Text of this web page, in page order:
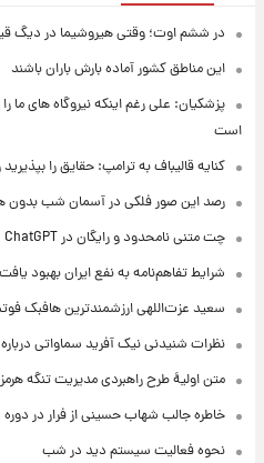
در ششم اوت؛ وقتی هیروشیما در دیگ
این مناطق کشور آماده بارش باران باشند
پزشکیان: علی رغم اینکه نیروگاه های ما
است
کنایه قالیباف به ترامپ: حقایق را
رصد این صور فلکی در آسمان شب بدون
چت متنی نامحدود و رایگان در ChatGPT
شرایط تفاهم‌نامه به نفع ایران بهبود یافت
سعید عزت‌اللهی ارزشمندترین هافبک
نظرات شنیدنی نیک آفرید سماواتی
متن اولیۀ طرح راهبردی مدیریت تنگه
خاطره جالب شهاب حسینی از فرار در دوره
نحوه فعالیت سیستم دید در شب